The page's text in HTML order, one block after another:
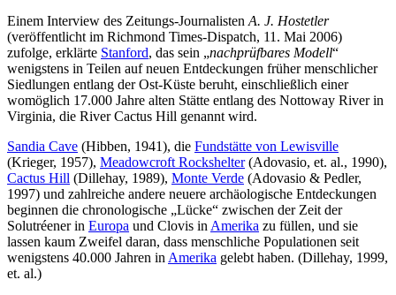
Einem Interview des Zeitungs-Journalisten A. J. Hostetler
(veröffentlicht im Richmond Times-Dispatch, 11. Mai 2006)
zufolge, erklärte Stanford, das sein „nachprüfbares Modell“
wenigstens in Teilen auf neuen Entdeckungen früher menschlicher
Siedlungen entlang der Ost-Küste beruht, einschließlich einer
womöglich 17.000 Jahre alten Stätte entlang des Nottoway River in
Virginia, die River Cactus Hill genannt wird.
Sandia Cave (Hibben, 1941), die Fundstätte von Lewisville
(Krieger, 1957), Meadowcroft Rockshelter(Adovasio, et. al., 1990),
Cactus Hill (Dillehay, 1989), Monte Verde (Adovasio & Pedler,
1997) und zahlreiche andere neuere archäologische Entdeckungen
beginnen die chronologische „Lücke“ zwischen der Zeit der
Solutréener in Europa und Clovis in Amerika zu füllen, und sie
lassen kaum Zweifel daran, dass menschliche Populationen seit
wenigstens 40.000 Jahren in Amerika gelebt haben. (Dillehay, 1999,
et. al.)